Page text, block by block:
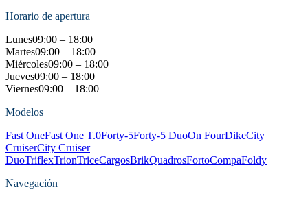
Horario de apertura
Lunes09:00 – 18:00
Martes09:00 – 18:00
Miércoles09:00 – 18:00
Jueves09:00 – 18:00
Viernes09:00 – 18:00
Modelos
Fast OneFast One T.0Forty-5Forty-5 DuoOn FourDikeCity
CruiserCity Cruiser
DuoTriflexTrionTriceCargosBrikQuadrosFortoCompaFoldy
Navegación